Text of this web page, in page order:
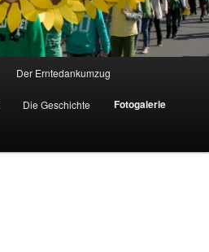
Der Erntedankumzug
Die Geschichte Fotogalerie